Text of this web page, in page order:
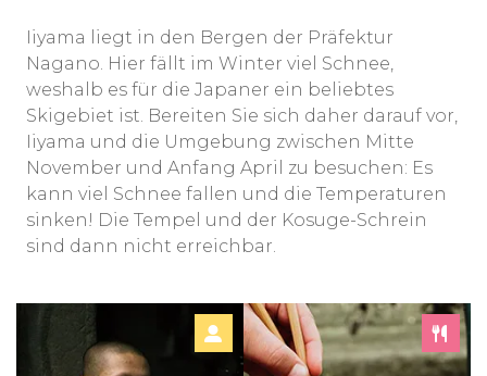
Iiyama liegt in den Bergen der Präfektur
Nagano. Hier fällt im Winter viel Schnee,
weshalb es für die Japaner ein beliebtes
Skigebiet ist. Bereiten Sie sich daher darauf vor,
Iiyama und die Umgebung zwischen Mitte
November und Anfang April zu besuchen: Es
kann viel Schnee fallen und die Temperaturen
sinken! Die Tempel und der Kosuge-Schrein
sind dann nicht erreichbar.